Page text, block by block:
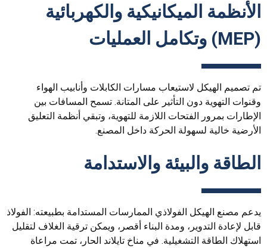
الأنظمة الميكانيكية والكهربائية
(MEP)
وتكامل العمليات
تم تصميم الهيكل لاستيعاب مسارات الكابلات وأنابيب الهواء
وقنوات التهوية دون التأثير على المتانة. تسمح المسافات بين
الإطارات بمرور الفتحات اللازمة للتهوية، وتبقي أنظمة التعليق
الأرضية خالية لسهولة الحركة داخل المصنع.
الطاقة والبيئة والاستدامة
يدعم مصنع الهيكل الفولاذي الممارسات المستدامة بطبيعته: الفولاذ
قابل لإعادة التدوير، ومدة البناء أقصر، ويمكن ترقية الغلاف لتقليل
استهلاك الطاقة التشغيلية. في مناخ تايلاند الحار، تمت مراعاة